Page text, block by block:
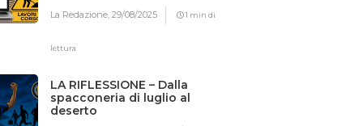
La Redazione,29/08/2025 1 min di
lettura
LA RIFLESSIONE – Dalla
spacconeria di luglio al
deserto